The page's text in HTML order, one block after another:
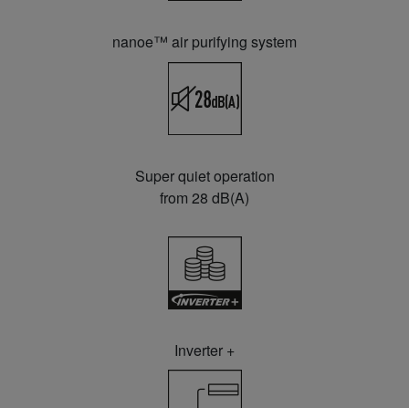
nanoe™ air purifying system
Super quiet operation
from 28 dB(A)
Inverter +